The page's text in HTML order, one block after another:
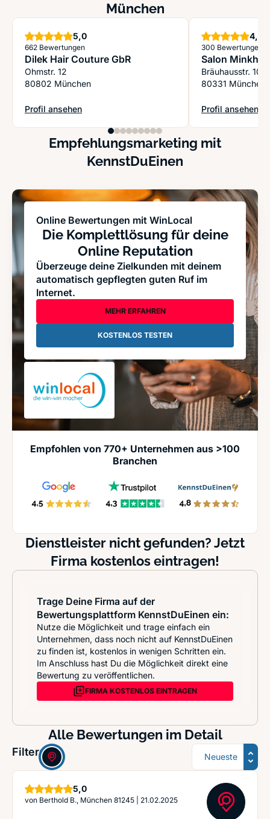
München
5,0Sterne
662 Bewertungen
Dilek Hair Couture GbR
Ohmstr. 12
80802 München
Profil ansehen
: Dilek Hair Couture GbR
4,9
300 Bewertungen
Salon Minkh
Bräuhausstr. 10
80331 München
Profil ansehen
: Salon Minkh
Empfehlungsmarketing mit
KennstDuEinen
Online Bewertungen mit WinLocal
Die Komplettlösung für deine
Online Reputation
Überzeuge deine Zielkunden mit deinem
automatisch gepflegten guten Ruf im
Internet.
MEHR ERFAHREN
KOSTENLOS TESTEN
Empfohlen von 770+ Unternehmen aus >100
Branchen
Dienstleister nicht gefunden? Jetzt
Firma kostenlos eintragen!
Trage Deine Firma auf der
Bewertungsplattform KennstDuEinen ein:
Nutze die Möglichkeit und trage einfach ein
Unternehmen, dass noch nicht auf KennstDuEinen
zu finden ist, kostenlos in wenigen Schritten ein.
Im Anschluss hast Du die Möglichkeit direkt eine
Bewertung zu veröffentlichen.
FIRMA KOSTENLOS EINTRAGEN
Alle Bewertungen im Detail
Filter: Sortierung
5,0Sterne
von Berthold B., München 81245 21.02.2025